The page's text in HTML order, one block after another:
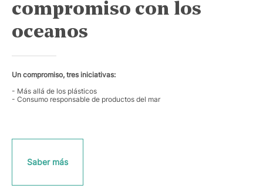
compromiso con los
oceanos
Un compromiso, tres iniciativas:
- Más allá de los plásticos
- Consumo responsable de productos del mar
Saber más